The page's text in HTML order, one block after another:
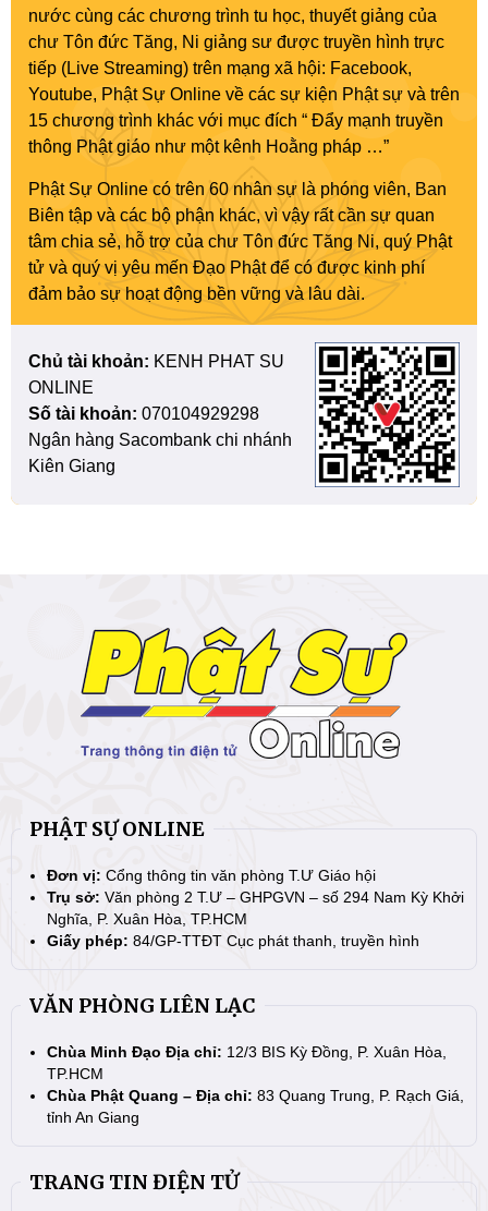
nước cùng các chương trình tu học, thuyết giảng của
chư Tôn đức Tăng, Ni giảng sư được truyền hình trực
tiếp (Live Streaming) trên mạng xã hội: Facebook,
Youtube, Phật Sự Online về các sự kiện Phật sự và trên
15 chương trình khác với mục đích “ Đẩy mạnh truyền
thông Phật giáo như một kênh Hoằng pháp …”
Phật Sự Online có trên 60 nhân sự là phóng viên, Ban
Biên tập và các bộ phận khác, vì vậy rất cần sự quan
tâm chia sẻ, hỗ trợ của chư Tôn đức Tăng Ni, quý Phật
tử và quý vị yêu mến Đạo Phật để có được kinh phí
đảm bảo sự hoạt động bền vững và lâu dài.
Chủ tài khoản: KENH PHAT SU
ONLINE
Số tài khoản: 070104929298
Ngân hàng Sacombank chi nhánh
Kiên Giang
PHẬT SỰ ONLINE
Đơn vị: Cổng thông tin văn phòng T.Ư Giáo hội
Trụ sở: Văn phòng 2 T.Ư – GHPGVN – số 294 Nam Kỳ Khởi
Nghĩa, P. Xuân Hòa, TP.HCM
Giấy phép: 84/GP-TTĐT Cục phát thanh, truyền hình
VĂN PHÒNG LIÊN LẠC
Chùa Minh Đạo Địa chỉ: 12/3 BIS Kỳ Đồng, P. Xuân Hòa,
TP.HCM
Chùa Phật Quang – Địa chỉ: 83 Quang Trung, P. Rạch Giá,
tỉnh An Giang
TRANG TIN ĐIỆN TỬ